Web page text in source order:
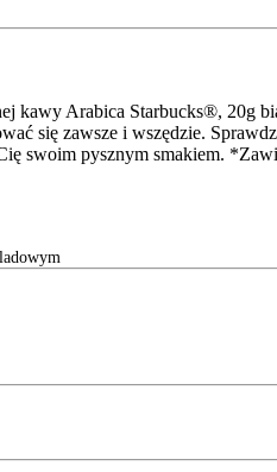
kawy Arabica Starbucks®, 20g
się zawsze i wszędzie.
swoim pysznym smakiem.